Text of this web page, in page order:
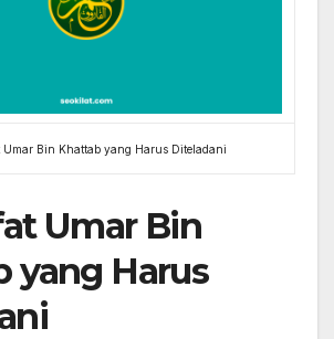
Umar Bin Khattab yang Harus Diteladani
Umar Bin
yang Harus